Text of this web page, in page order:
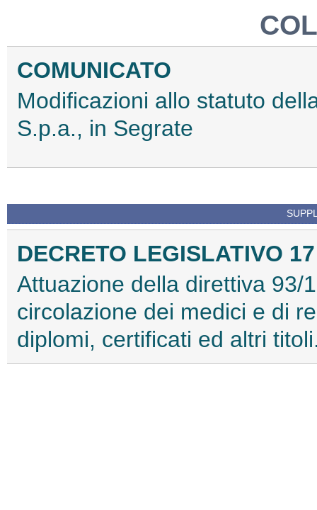
COMUNICATO
Modificazioni allo statuto
S.p.a., in Segrate
DECRETO LEGISLATIVO
Attuazione della direttiva 93/
circolazione dei medici e di
diplomi, certificati ed altri